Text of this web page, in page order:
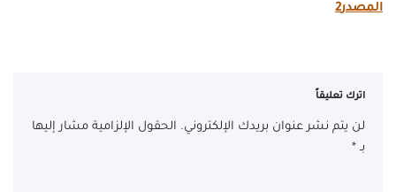
المصدر2
اترك تعليقاً
لن يتم نشر عنوان بريدك الإلكتروني. الحقول الإلزامية مشار إليها
بـ *